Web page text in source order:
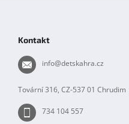
Kontakt
info@detskahra.cz
Tovární 316, CZ-537 01 Chrudim
734 104 557